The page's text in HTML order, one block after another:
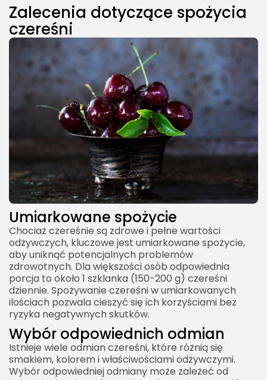
Zalecenia dotyczące spożycia
czereśni
Umiarkowane spożycie
Chociaż czereśnie są zdrowe i pełne wartości
odżywczych, kluczowe jest umiarkowane spożycie,
aby uniknąć potencjalnych problemów
zdrowotnych. Dla większości osób odpowiednia
porcja to około 1 szklanka (150-200 g) czereśni
dziennie. Spożywanie czereśni w umiarkowanych
ilościach pozwala cieszyć się ich korzyściami bez
ryzyka negatywnych skutków.
Wybór odpowiednich odmian
Istnieje wiele odmian czereśni, które różnią się
smakiem, kolorem i właściwościami odżywczymi.
Wybór odpowiedniej odmiany może zależeć od